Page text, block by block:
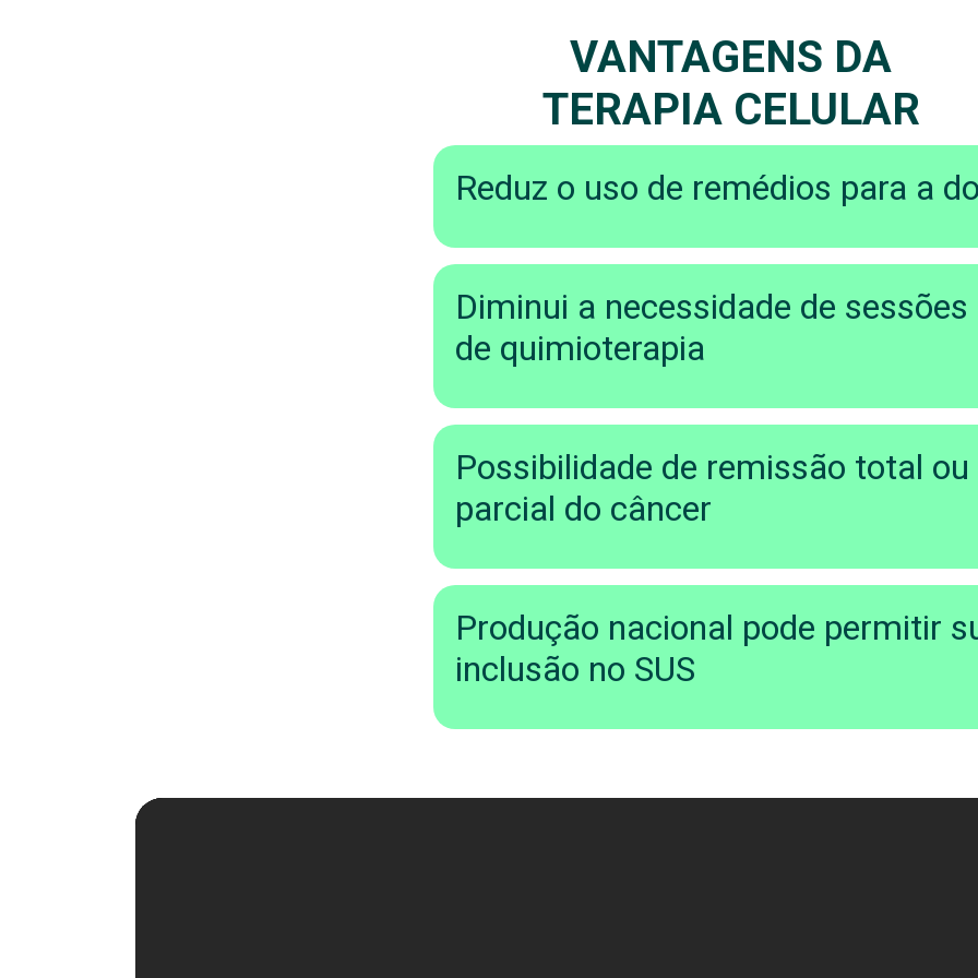
VANTAGENS DA
TERAPIA CELULAR
Reduz o uso de remédios para a
Diminui a necessidade de sessões
de quimioterapia
Possibilidade de remissão total ou
parcial do câncer
Produção nacional pode permitir
inclusão no SUS